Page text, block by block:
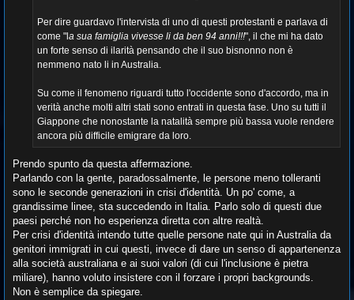
Per dire guardavo l'intervista di uno di questi protestanti e parlava di
come "la sua famiglia vivesse li da ben 94 anni!!!", il che mi ha dato
un forte senso di ilarità pensando che il suo bisnonno non è
nemmeno nato li in Australia.
Su come il fenomeno riguardi tutto l'occidente sono d'accordo, ma in
verità anche molti altri stati sono entrati in questa fase. Uno su tutti il
Giappone che nonostante la natalità sempre più bassa vuole rendere
ancora più difficile emigrare da loro.
Prendo spunto da questa affermazione.
Parlando con la gente, paradossalmente, le persone meno tolleranti
sono le seconde generazioni in crisi d'identità. Un po' come, a
grandissime linee, sta succedendo in Italia. Parlo solo di questi due
paesi perché non ho esperienza diretta con altre realtà.
Per crisi d'identità intendo tutte quelle persone nate qui in Australia da
genitori immigrati in cui questi, invece di dare un senso di appartenenza
alla società australiana e ai suoi valori (di cui l'inclusione è pietra
miliare), hanno voluto insistere con il forzare i propri backgrounds.
Non è semplice da spiegare.